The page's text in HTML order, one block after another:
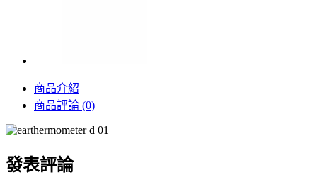
商品介紹
商品評論 (0)
發表評論